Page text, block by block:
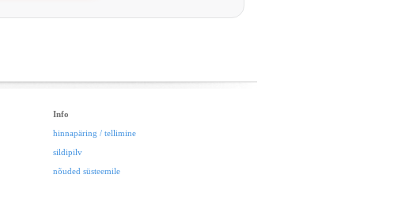
Info
hinnapäring / tellimine
sildipilv
nõuded süsteemile